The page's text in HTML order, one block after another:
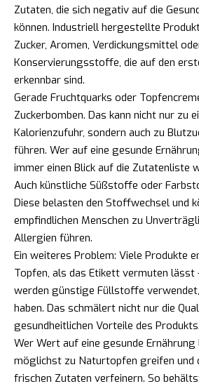
Zutaten, die sich negativ auf die
können. Industriell hergestellte
Zucker, Aromen, Verdickungsmittel
Konservierungsstoffe, die auf den
erkennbar sind.
Gerade Fruchtquarks oder
Zuckerbomben. Das kann nicht nur zu
Kalorienzufuhr, sondern auch zu
führen. Wer auf eine gesunde
immer einen Blick auf die Zutatenliste
Auch künstliche Süßstoffe oder
Diese belasten den Stoffwechsel und
empfindlichen Menschen zu
Allergien führen.
Ein weiteres Problem: Viele Produkte
Topfen, als das Etikett vermuten
werden günstige Füllstoffe
haben. Das schmälert nicht nur die
gesundheitlichen Vorteile des Produkts.
Wer Wert auf eine gesunde
möglichst zu Naturtopfen greifen und
frischen Zutaten verfeinern. So